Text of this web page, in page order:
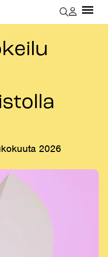
2026